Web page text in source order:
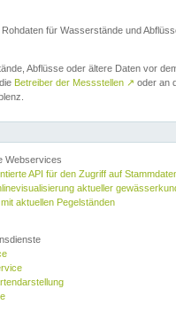
für Wasserstände und
Abflüsse oder ältere Daten vor
Betreiber der Messstellen ↗ oder an
Webservices
API für den Zugriff auf
aktueller
aktuellen Pegelständen